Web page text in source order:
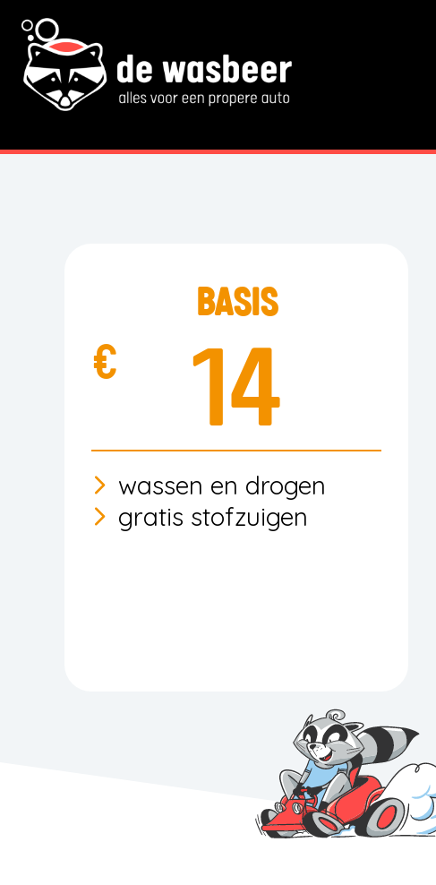
BASIS
€ 14
wassen en drogen
gratis stofzuigen